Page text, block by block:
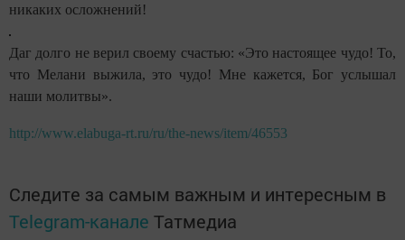
никаких осложнений!
Даг долго не верил своему счастью: «Это настоящее чудо! То,
что Мелани выжила, это чудо! Мне кажется, Бог услышал
наши молитвы».
http://www.elabuga-rt.ru/ru/the-news/item/46553
Следите за самым важным и интересным в
Telegram-канале Татмедиа